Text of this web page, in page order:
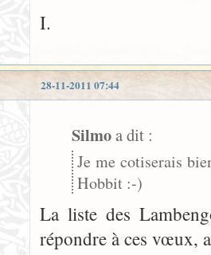
I.
28-11-2011 07:44
Silmoa dit :
Je me cotiserais
Hobbit :-)
La liste des
répondre à ces vœux,